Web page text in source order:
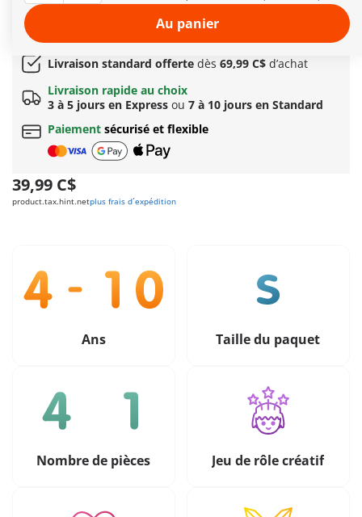
Autres informations
Cadeauincroyable offert dès 149C$ d’achat!
Livraison standard offerte dès 69,99 C$ d’achat
Livraison rapide au choix
3 à 5 jours en Express ou 7 à 10 jours en Standard
Paiement sécurisé et flexible
39,99 C$
product.tax.hint.netplus frais d´expédition
Au panier
Ans Taille du paquet
Nombre de pièces Jeu de rôle créatif